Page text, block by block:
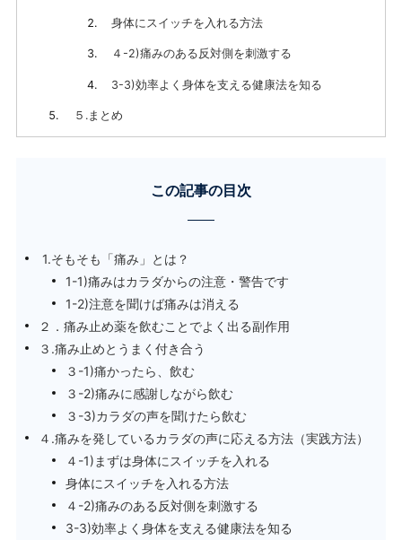
身体にスイッチを入れる方法
４-2)痛みのある反対側を刺激する
3-3)効率よく身体を支える健康法を知る
５.まとめ
この記事の目次
1.そもそも「痛み」とは？
1-1)痛みはカラダからの注意・警告です
1-2)注意を聞けば痛みは消える
２．痛み止め薬を飲むことでよく出る副作用
３.痛み止めとうまく付き合う
３-1)痛かったら、飲む
３-2)痛みに感謝しながら飲む
３-3)カラダの声を聞けたら飲む
４.痛みを発しているカラダの声に応える方法（実践方法）
４-1)まずは身体にスイッチを入れる
身体にスイッチを入れる方法
４-2)痛みのある反対側を刺激する
3-3)効率よく身体を支える健康法を知る